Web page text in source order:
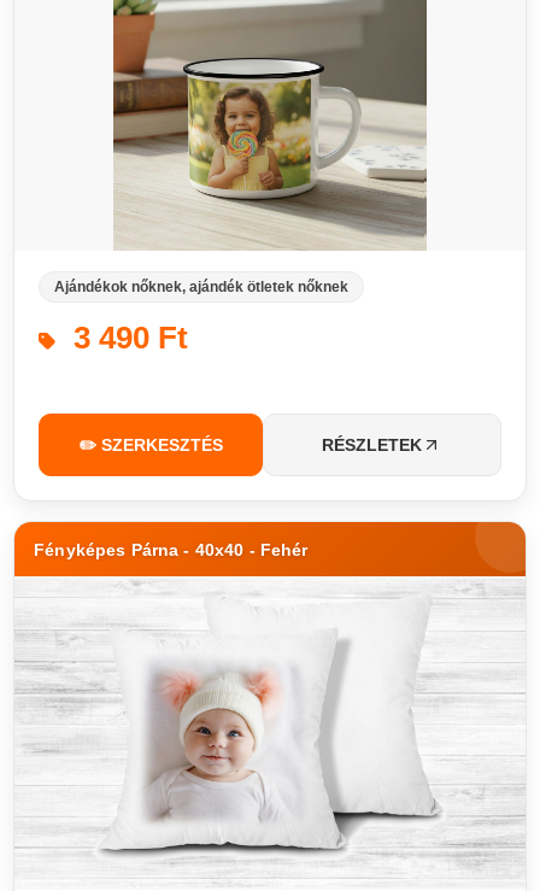
Ajándékok nőknek, ajándék ötletek nőknek
3 490 Ft
✏️ SZERKESZTÉS RÉSZLETEK
Fényképes Párna - 40x40 - Fehér